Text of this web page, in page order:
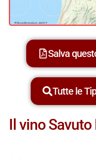
Salva
Tutte le
Il vino Savuto